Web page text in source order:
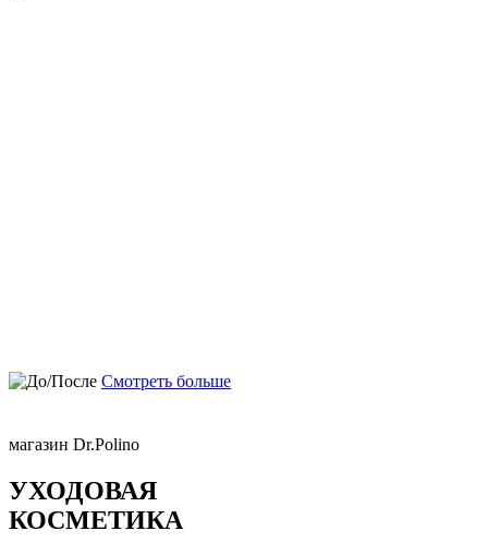
Смотреть больше
магазин Dr.Polino
УХОДОВАЯ
КОСМЕТИКА